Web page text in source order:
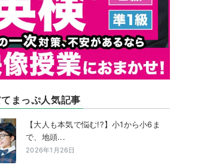
まっぷ人気記事
【大人も本気で悩む!?】小1から小6ま
で、地頭...
2026年1月26日